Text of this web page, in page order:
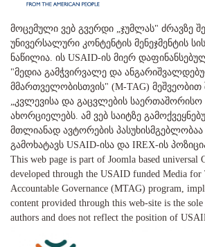
მოცემული ვებ გვერდი „ჯუმლას" ძრავზე
უნივერსალური კონტენტის მენეჯმენტის
ნაწილია. ის USAID-ის მიერ
"მედია გამჭვირვალე და
მმართველობისთვის" (M-TAG) მეშვეობით
„კვლევისა და გაცვლების საერთაშორისო
ახორციელებს. ამ ვებ საიტზე
მთლიანად ავტორების
გამოხატავს USAID-ისა და IREX-ის
This web page is part of Joomla based universal
developed through the USAID funded Media for
Accountable Governance (MTAG) program,
content provided through this web-site is the
authors and does not reflect the position of